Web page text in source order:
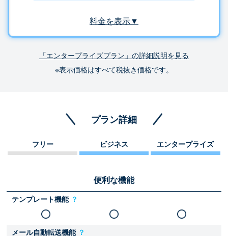
料金を表示▼
「エンタープライズプラン」の詳細説明を見る
※表示価格はすべて税抜き価格です。
プラン詳細
フリー ビジネス エンタープライズ
便利な機能
テンプレート機能 ？
メール自動転送機能 ？